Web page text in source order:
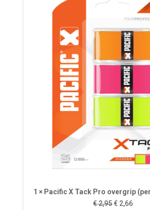
1 × Pacific X Tack Pro overgrip
€2,95€ 2,66